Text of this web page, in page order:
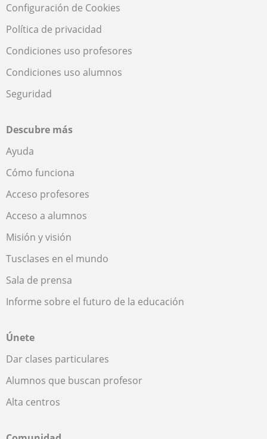
Configuración de Cookies
Política de privacidad
Condiciones uso profesores
Condiciones uso alumnos
Seguridad
Descubre más
Ayuda
Cómo funciona
Acceso profesores
Acceso a alumnos
Misión y visión
Tusclases en el mundo
Sala de prensa
Informe sobre el futuro de la educación
Únete
Dar clases particulares
Alumnos que buscan profesor
Alta centros